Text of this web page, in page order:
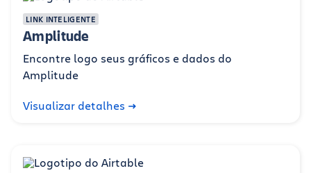
LINK INTELIGENTE
Amplitude
Encontre logo seus gráficos e dados do
Amplitude
Visualizar detalhes